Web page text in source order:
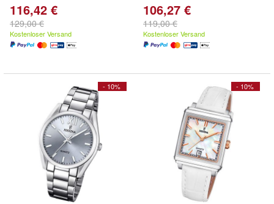
116,42 €
129,00 €
Kostenloser Versand
106,27 €
119,00 €
Kostenloser Versand
- 10% - 10%